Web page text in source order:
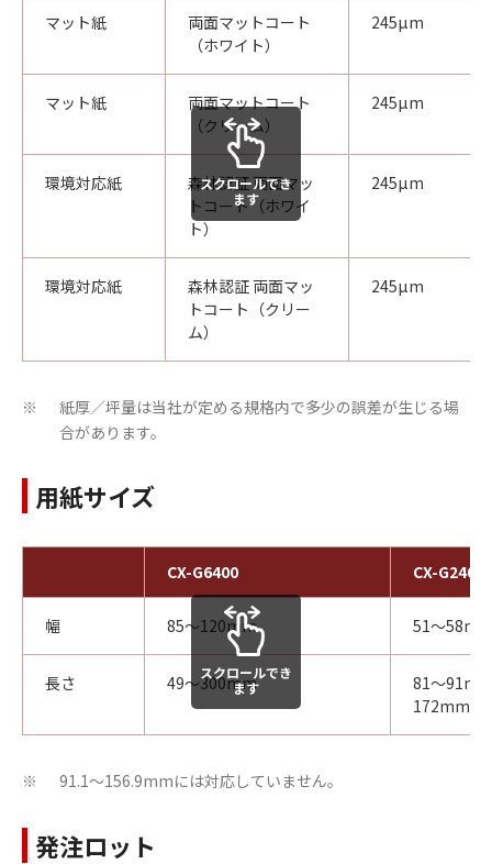
マット紙
両面マットコート
（ホワイト）
245µm
マット紙
両面マットコート
（クリーム）
245µm
環境対応紙
森林認証 両面マッ
トコート（ホワイ
ト）
245µm
環境対応紙
森林認証 両面マッ
トコート（クリー
ム）
245µm
スクロールでき
ます
※
紙厚／坪量は当社が定める規格内で多少の誤差が生じる場
合があります。
用紙サイズ
CX-G6400 CX-G2400
幅 85～120mm 51～
長さ 49～300mm
81～
172mm
スクロールでき
ます
※ 91.1～156.9mmには対応していません。
発注ロット